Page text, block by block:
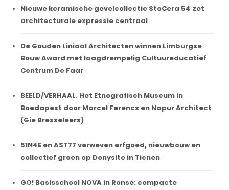
Nieuwe keramische gevelcollectie StoCera 54 zet
architecturale expressie centraal
De Gouden Liniaal Architecten winnen Limburgse
Bouw Award met laagdrempelig Cultuureducatief
Centrum De Faar
BEELD/VERHAAL. Het Etnografisch Museum in
Boedapest door Marcel Ferencz en Napur Architect
(Gie Bresseleers)
51N4E en AST77 verweven erfgoed, nieuwbouw en
collectief groen op Donysite in Tienen
GO! Basisschool NOVA in Ronse: compacte